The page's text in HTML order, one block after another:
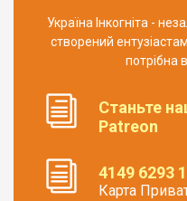
Україна Інкогніта -
створений
потрібна
Станьте
Patreon
4149 6293
Карта